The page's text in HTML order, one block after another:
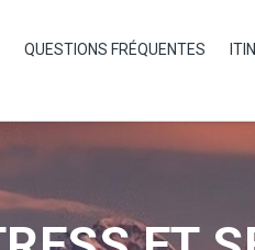
QUESTIONS FRÉQUENTES